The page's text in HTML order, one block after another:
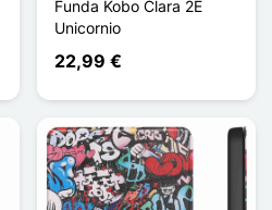
Funda Kobo Clara 2E
Unicornio
22,99 €